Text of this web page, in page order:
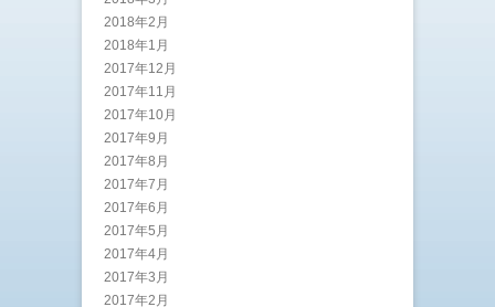
2018年2月
2018年1月
2017年12月
2017年11月
2017年10月
2017年9月
2017年8月
2017年7月
2017年6月
2017年5月
2017年4月
2017年3月
2017年2月